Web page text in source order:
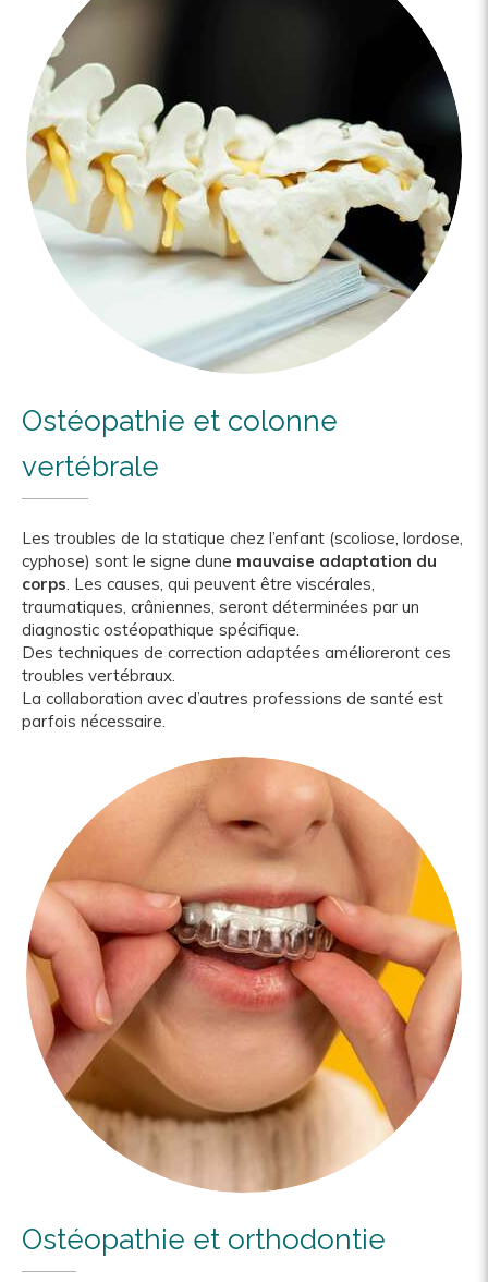
Ostéopathie et colonne
vertébrale
Les troubles de la statique chez l’enfant (scoliose, lordose,
cyphose) sont le signe dune mauvaise adaptation du
corps . Les causes, qui peuvent être viscérales,
traumatiques, crâniennes, seront déterminées par un
diagnostic ostéopathique spécifique.
Des techniques de correction adaptées amélioreront ces
troubles vertébraux.
La collaboration avec d’autres professions de santé est
parfois nécessaire.
Ostéopathie et orthodontie